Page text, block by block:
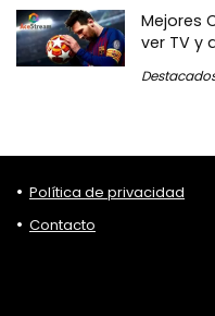
Mejores
ver TV y
Política de privacidad
Contacto